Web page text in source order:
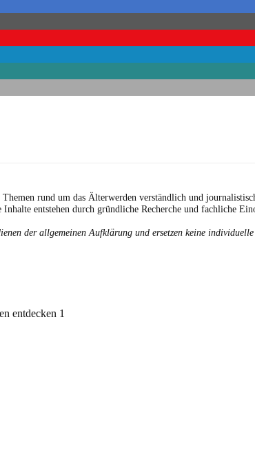
Themen rund um das Älterwerden verständlich und
entstehen durch gründliche Recherche und fachliche
der allgemeinen Aufklärung und ersetzen keine